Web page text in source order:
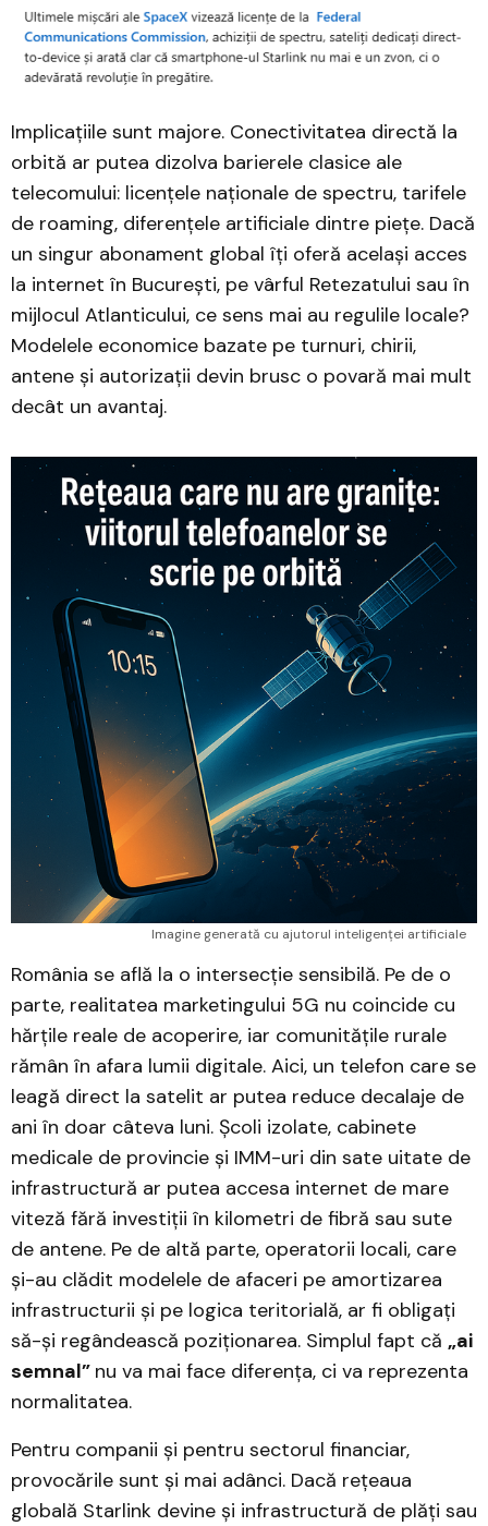
Implicațiile sunt majore. Conectivitatea directă la
orbită ar putea dizolva barierele clasice ale
telecomului: licențele naționale de spectru, tarifele
de roaming, diferențele artificiale dintre piețe. Dacă
un singur abonament global îți oferă același acces
la internet în București, pe vârful Retezatului sau în
mijlocul Atlanticului, ce sens mai au regulile locale?
Modelele economice bazate pe turnuri, chirii,
antene și autorizații devin brusc o povară mai mult
decât un avantaj.
Imagine generată cu ajutorul inteligenței artificiale
România se află la o intersecție sensibilă. Pe de o
parte, realitatea marketingului 5G nu coincide cu
hărțile reale de acoperire, iar comunitățile rurale
rămân în afara lumii digitale. Aici, un telefon care se
leagă direct la satelit ar putea reduce decalaje de
ani în doar câteva luni. Școli izolate, cabinete
medicale de provincie și IMM-uri din sate uitate de
infrastructură ar putea accesa internet de mare
viteză fără investiții în kilometri de fibră sau sute
de antene. Pe de altă parte, operatorii locali, care
și-au clădit modelele de afaceri pe amortizarea
infrastructurii și pe logica teritorială, ar fi obligați
să-și regândească poziționarea. Simplul fapt că „ai
semnal” nu va mai face diferența, ci va reprezenta
normalitatea.
Pentru companii și pentru sectorul financiar,
provocările sunt și mai adânci. Dacă rețeaua
globală Starlink devine și infrastructură de plăți sau